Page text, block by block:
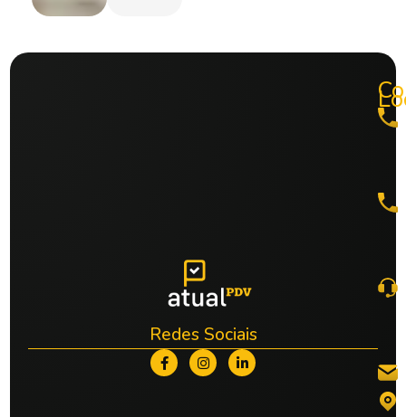
Redes Sociais